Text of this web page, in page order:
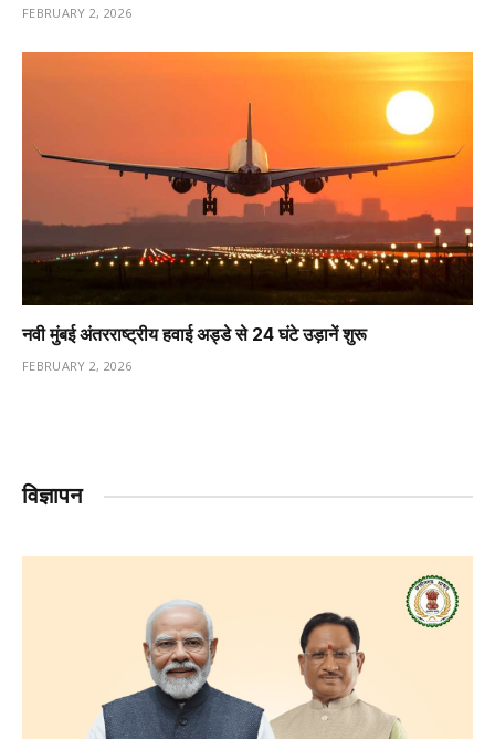
FEBRUARY 2, 2026
नवी मुंबई अंतरराष्ट्रीय हवाई अड्डे से 24 घंटे उड़ानें शुरू
FEBRUARY 2, 2026
विज्ञापन